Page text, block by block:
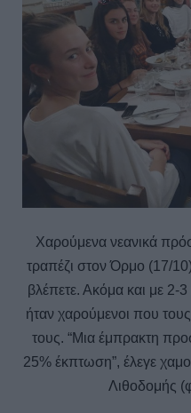
Χαρούμενα νεανικά
τραπέζι στον Όρμο (17/
βλέπετε. Ακόμα και με 2-
ήταν χαρούμενοι που
τους. “Μια έμπρακτη
25% έκπτωση”, έλεγε
Λιθοδομής